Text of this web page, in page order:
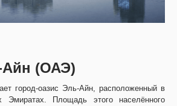
Айн (ОАЭ)
город-оазис Эль-Айн, расположенный в
Эмиратах. Площадь этого населённого